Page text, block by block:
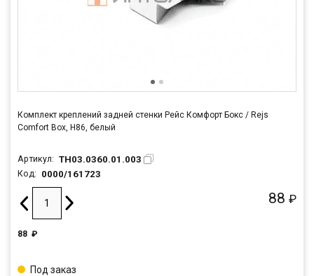
Комплект креплений задней стенки Рейс Комфорт Бокс / Rejs
Comfort Box, H86, белый
Артикул: TH03.0360.01.003
Код: 0000/161723
88 ₽
88 ₽
Под заказ